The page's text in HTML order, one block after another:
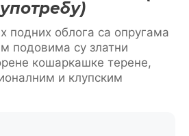
подних облога са опругама
подовима су златни
кошаркашке терене,
и клупским